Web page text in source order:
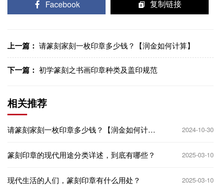
Facebook 复制链接
上一篇： 请篆刻家刻一枚印章多少钱？【润金如何计算】
下一篇： 初学篆刻之书画印章种类及盖印规范
相关推荐
请篆刻家刻一枚印章多少钱？【润金如何计
2024-10-30
篆刻印章的现代用途分类详述，到底有哪些？ 2025-03-10
现代生活的人们，篆刻印章有什么用处？ 2025-03-10